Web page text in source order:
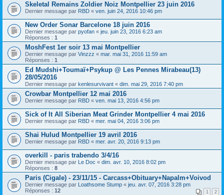
Skeletal Remains Zoldier Noiz Montpellier 23 juin 2016
Dernier message par RBD « ven. juin 24, 2016 10:46 pm
New Order Sonar Barcelone 18 juin 2016
Dernier message par pyofan « jeu. juin 23, 2016 6:23 am
Réponses : 1
MoshFest 1er soir 13 mai Montpellier
Dernier message par Vinzzz « mar. mai 31, 2016 11:59 am
Réponses : 1
Ed Mudshi+Toumaï+Psykup @ Les Pennes Mirabeau(13)
28/05/2016
Dernier message par kenlesurvivant « dim. mai 29, 2016 7:40 pm
Crowbar Montpellier 12 mai 2016
Dernier message par RBD « ven. mai 13, 2016 4:56 pm
Sick of It All Siberian Meat Grinder Montpellier 4 mai 2016
Dernier message par RBD « mer. mai 04, 2016 3:06 pm
Shai Hulud Montpellier 19 avril 2016
Dernier message par RBD « mer. avr. 20, 2016 9:13 pm
overkill - paris trabendo 3/4/16
Dernier message par Le Doc « dim. avr. 10, 2016 8:02 pm
Réponses : 8
Paris (Cigale) - 23/11/15 - Carcass+Obituary+Napalm+Voivod
Dernier message par Loathsome Stump « jeu. avr. 07, 2016 3:28 pm
Réponses : 12 1 2